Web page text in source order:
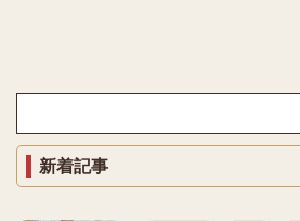
新着記事